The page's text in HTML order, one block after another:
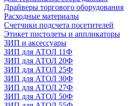
Драйверы торгового оборудования
Расходные материалы
Счетчики подсчета посетителей
Этикет пистолеты и аппликаторы
ЗИП и аксессуары
ЗИП для АТОЛ 11Ф
ЗИП для АТОЛ 20Ф
ЗИП для АТОЛ 25Ф
ЗИП для АТОЛ 30Ф
ЗИП для АТОЛ 27Ф
ЗИП для АТОЛ 50Ф